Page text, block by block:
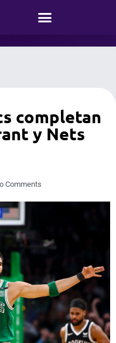
completan
y Nets
Comments